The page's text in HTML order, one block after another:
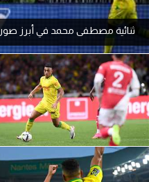
ركن الألعاب
بطولات
أمريكا 2026
الدوري المصري
الدوري الإنجليزي الممتاز
الدوري الإسباني
ثنائية مصطفى محمد في أبرز